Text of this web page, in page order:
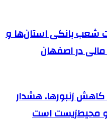
اختیارات شعب بانکی استان‌ها و
مالی در اصفهان
زنبورها، هشدار
و محیط‌زیست است